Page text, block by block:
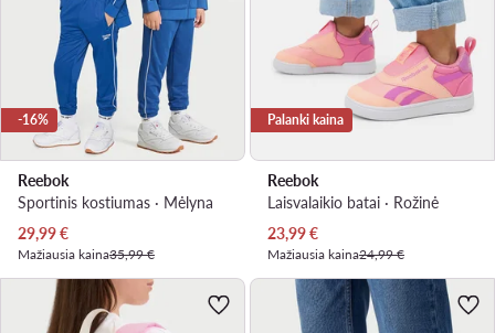
-16%
Reebok
Sportinis kostiumas · Mėlyna
Dabartinė kaina
29,99€
Mažiausia kaina35,99 €
Palanki kaina
Reebok
Laisvalaikio batai · Rožinė
Dabartinė kaina
23,99€
Mažiausia kaina24,99 €